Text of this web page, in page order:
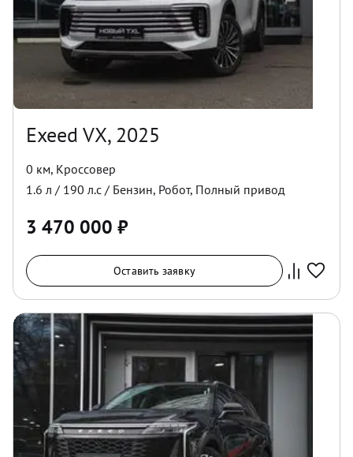
Exeed VX, 2025
0 км, Кроссовер
1.6 л / 190 л.с / Бензин, Робот, Полный привод
3 470 000 ₽
Оставить заявку